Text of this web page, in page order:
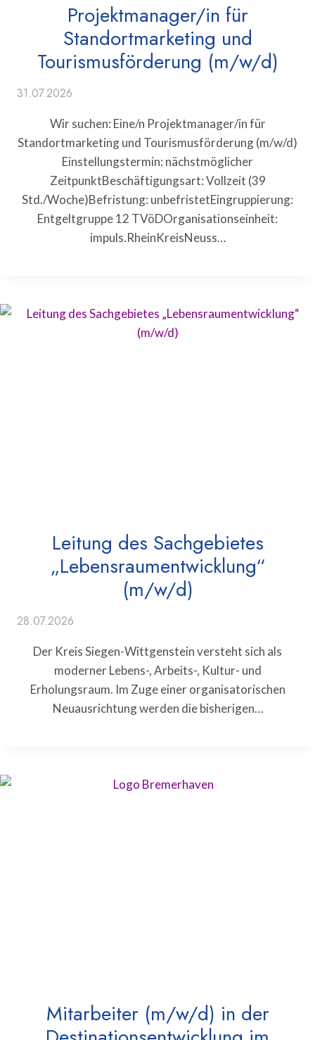
Projektmanager/in für
Standortmarketing und
Tourismusförderung (m/w/d)
31.07.2026
Wir suchen: Eine/n Projektmanager/in für
Standortmarketing und Tourismusförderung (m/w/d)
Einstellungstermin: nächstmöglicher
ZeitpunktBeschäftigungsart: Vollzeit (39
Std./Woche)Befristung: unbefristetEingruppierung:
Entgeltgruppe 12 TVöDOrganisationseinheit:
impuls.RheinKreisNeuss…
Leitung des Sachgebietes
„Lebensraumentwicklung“
(m/w/d)
28.07.2026
Der Kreis Siegen-Wittgenstein versteht sich als
moderner Lebens-, Arbeits-, Kultur- und
Erholungsraum. Im Zuge einer organisatorischen
Neuausrichtung werden die bisherigen…
Mitarbeiter (m/w/d) in der